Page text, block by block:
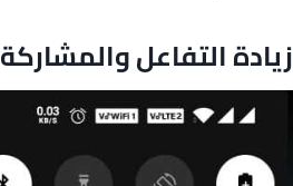
زيادة التفاعل والمشاركة